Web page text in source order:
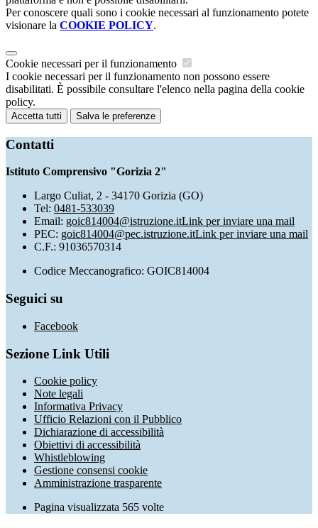
Per conoscere quali sono i cookie necessari al funzionamento potete
visionare la COOKIE POLICY.
Cookie necessari per il funzionamento
I cookie necessari per il funzionamento non possono essere
disabilitati. È possibile consultare l'elenco nella pagina della cookie
policy.
Accetta tutti Salva le preferenze
Contatti
Istituto Comprensivo "Gorizia 2"
Largo Culiat, 2 - 34170 Gorizia (GO)
Tel: 0481-533039
Email: goic814004@istruzione.itLink per inviare una mail
PEC: goic814004@pec.istruzione.itLink per inviare una mail
C.F.: 91036570314
Codice Meccanografico: GOIC814004
Seguici su
Facebook
Sezione Link Utili
Cookie policy
Note legali
Informativa Privacy
Ufficio Relazioni con il Pubblico
Dichiarazione di accessibilità
Obiettivi di accessibilità
Whistleblowing
Gestione consensi cookie
Amministrazione trasparente
Pagina visualizzata 565 volte